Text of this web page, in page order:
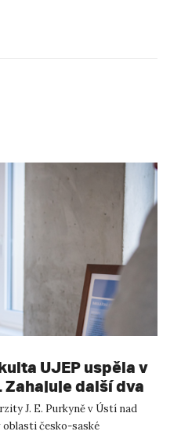
UJEP uspěla v
další dva
se saskými
J. E. Purkyně v Ústí nad
česko-saské